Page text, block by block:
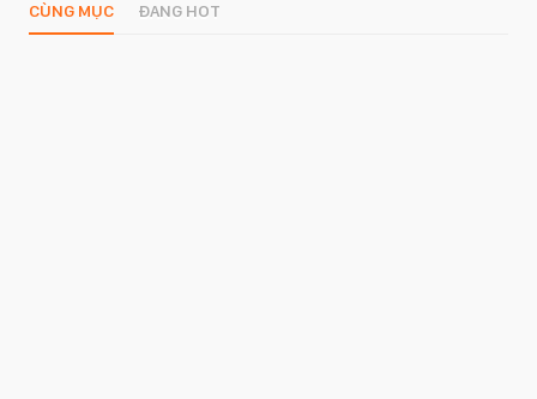
CÙNG MỤC ĐANG HOT